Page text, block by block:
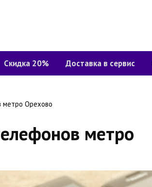
Скидка 20% Доставка в сервис
метро Орехово
метро